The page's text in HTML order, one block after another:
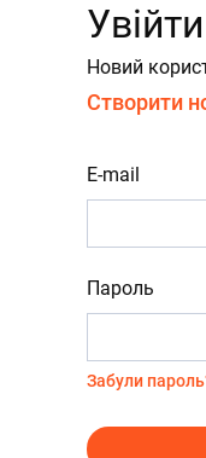
Увійти
Новий
Створити
E-mail
Пароль
Забули